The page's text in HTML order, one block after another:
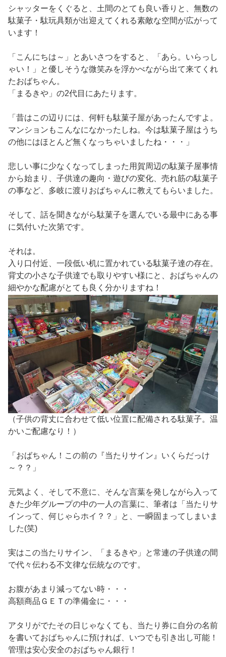
シャッターをくぐると、土間のとても良い香りと、無数の
駄菓子・駄玩具類が出迎えてくれる素敵な空間が広がって
います！
「こんにちは～」とあいさつをすると、「あら。いらっし
ゃい！」と優しそうな微笑みを浮かべながら出て来てくれ
たおばちゃん。
「まるきや」の2代目にあたります。
「昔はこの辺りには、何軒も駄菓子屋があったんですよ。
マンションもこんなになかったしね。今は駄菓子屋はうち
の他にはほとんど無くなっちゃいましたね・・・」
悲しい事に少なくなってしまった用賀周辺の駄菓子屋事情
から始まり、子供達の趣向・遊びの変化、売れ筋の駄菓子
の事など、多岐に渡りおばちゃんに教えてもらいました。
そして、話を聞きながら駄菓子を選んでいる最中にある事
に気付いた次第です。
それは。
入り口付近、一段低い机に置かれている駄菓子達の存在。
背丈の小さな子供達でも取りやすい様にと、おばちゃんの
細やかな配慮がとても良く分かりますね！
（子供の背丈に合わせて低い位置に配備される駄菓子。温
かいご配慮なり！）
「おばちゃん！この前の『当たりサイン』いくらだっけ
～？？」
元気よく、そして不意に、そんな言葉を発しながら入って
きた少年グループの中の一人の言葉に、筆者は「当たりサ
インって、何じゃらホイ？？」と、一瞬固まってしまいま
した(笑)
実はこの当たりサイン、「まるきや」と常連の子供達の間
で代々伝わる不文律な伝統なのです。
お腹があまり減ってない時・・・
高額商品ＧＥＴの準備金に・・・
アタリがでたその日じゃなくても、当たり券に自分の名前
を書いておばちゃんに預ければ、いつでも引き出し可能！
管理は安心安全のおばちゃん銀行！